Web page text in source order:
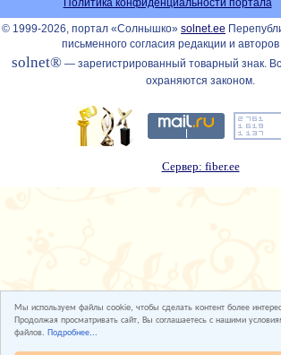
Мы используем файлы cookie, чтобы сделать контент более
Продолжая просматривать сайт, Вы соглашаетесь с нашими
файлов. Подробнее...
Политика конфиденциальности портала
© 1999-2026, портал «Солнышко» solnet.ee
письменного согласия редакции и авторов
solnet® — зарегистрированный товарный знак.
охраняются законом.
Сервер: fiber.ee